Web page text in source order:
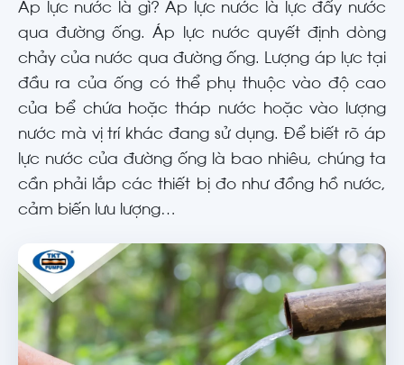
Áp lực nước là gì? Áp lực nước là lực đẩy nước
qua đường ống. Áp lực nước quyết định dòng
chảy của nước qua đường ống. Lượng áp lực tại
đầu ra của ống có thể phụ thuộc vào độ cao
của bể chứa hoặc tháp nước hoặc vào lượng
nước mà vị trí khác đang sử dụng. Để biết rõ áp
lực nước của đường ống là bao nhiêu, chúng ta
cần phải lắp các thiết bị đo như đồng hồ nước,
cảm biến lưu lượng…